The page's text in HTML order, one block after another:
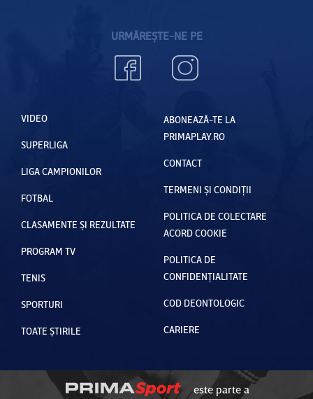
URMĂREȘTE-NE PE
VIDEO
SUPERLIGA
LIGA CAMPIONILOR
FOTBAL
CLASAMENTE ȘI REZULTATE
PROGRAM TV
TENIS
SPORTURI
TOATE ȘTIRILE
ABONEAZĂ-TE LA
PRIMAPLAY.RO
CONTACT
TERMENI ȘI CONDIȚII
POLITICA DE COLECTARE
ACORD COOKIE
POLITICA DE
CONFIDENȚIALITATE
COD DEONTOLOGIC
CARIERE
este parte a